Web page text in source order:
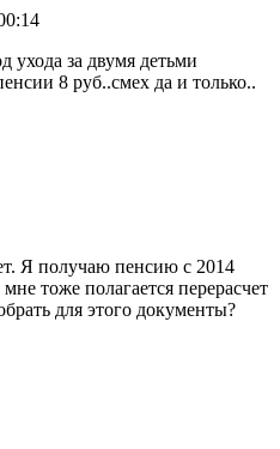
ухода за двумя детьми
8 руб..смех да и только..
Я получаю пенсию с 2014
тоже полагается перерасчет
для этого документы?